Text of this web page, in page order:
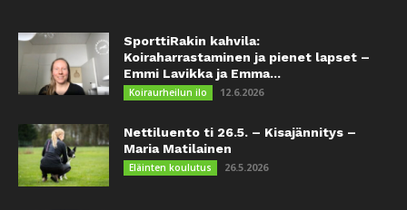
SporttiRakin kahvila:
Koiraharrastaminen ja pienet lapset –
Emmi Lavikka ja Emma...
Koiraurheilun ilo 12.6.2026
Nettiluento ti 26.5. – Kisajännitys –
Maria Matilainen
Eläinten koulutus 26.5.2026